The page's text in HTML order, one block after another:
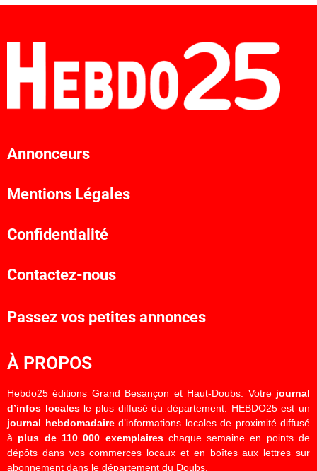
Annonceurs
Mentions Légales
Confidentialité
Contactez-nous
Passez vos petites annonces
À PROPOS
Hebdo25 éditions Grand Besançon et Haut-Doubs. Votre journal
d’infos localesle plus diffusé du département. HEBDO25 est un
journal hebdomadaired’informations locales de proximité diffusé
à plus de 110 000 exemplaireschaque semaine en points de
dépôts dans vos commerces locaux et en boîtes aux lettres sur
abonnement dans le département du Doubs.